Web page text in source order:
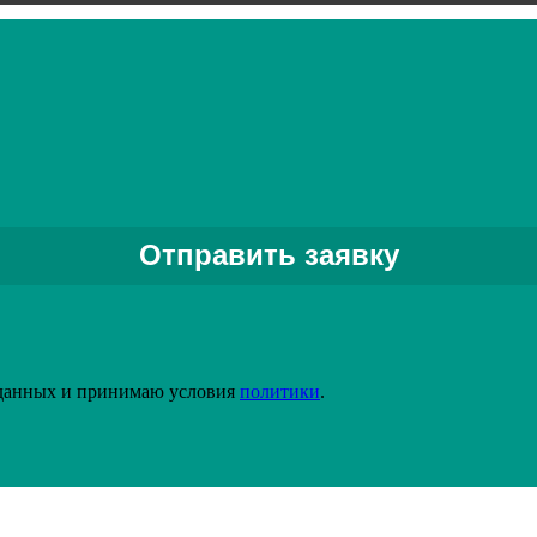
и принимаю условия политики.